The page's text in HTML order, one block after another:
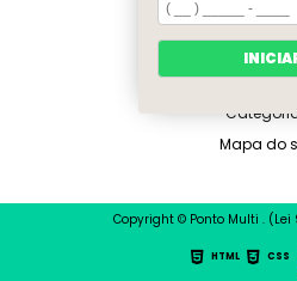
Serviços
Blog
Contato
Mapa do
Copyright © Ponto Multi . (Lei
HTML CSS